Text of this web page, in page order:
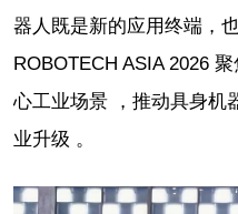
器人既是新的应用终端，
ROBOTECH ASIA 2026
心工业场景 ，推动具身机
业升级 。